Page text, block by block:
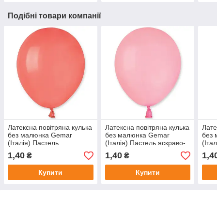
Подібні товари компанії
Латексна повітряна кулька
без малюнка Gemar
(Італія) Пастель
кораловий 5"/78 (12,5 см в
надуотму вигляді)
1,40 ₴
Купити
Латексна повітряна кулька
без малюнка Gemar
(Італія) Пастель яскраво-
рожевий 5"/57 (12,5 см в
надуотму вигляді)
1,40₴
Купити
без
5"/